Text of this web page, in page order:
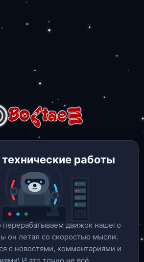
работы
движок нашего
он летал со скоростью мысли.
c новостями, комментариями и